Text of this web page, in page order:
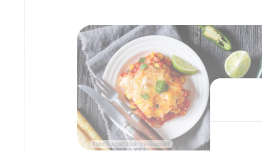
Foto: Adobe Stock/myviewpoint